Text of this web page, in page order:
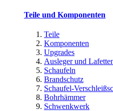
Teile und Komponenten
Teile
Komponenten
Upgrades
Ausleger und
Schaufeln
Brandschutz
Schaufel-
Bohrhämmer
Schwenkwerk